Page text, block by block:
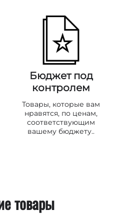
Бюджет под
контролем
Товары, которые вам
нравятся, по ценам,
соответствующим
вашему бюджету..
товары